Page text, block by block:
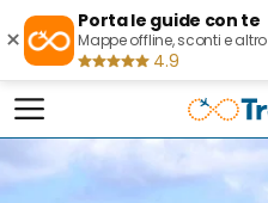
×
Porta le guide con te
Mappe offline, sconti e altro
4.9